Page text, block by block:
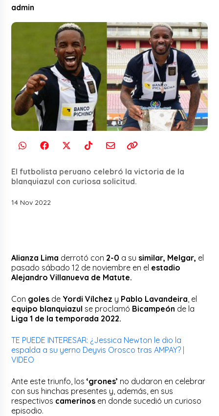
admin
El futbolista peruano celebró la victoria de la
blanquiazul con curiosa solicitud.
14 Nov 2022
Alianza Lima derrotó con 2-0 a su similar, Melgar, el
pasado sábado 12 de noviembre en el estadio
Alejandro Villanueva de Matute.
Con goles de Yordi Vílchez y Pablo Lavandeira , el
equipo blanquiazul se proclamó Bicampeón de la
Liga 1 de la temporada 2022.
TE PUEDE INTERESAR: ¿Jessica Newton le dio la
espalda a su yerno Deyvis Orosco tras AMPAY? |
VIDEO
Ante este triunfo, los ‘grones’ no dudaron en celebrar
con sus hinchas presentes y, además, en sus
respectivos camerinos en donde sucedió un curioso
episodio.